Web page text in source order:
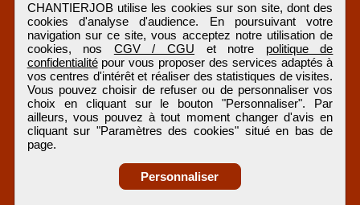
CHANTIERJOB utilise les cookies sur son site, dont des
cookies d'analyse d'audience. En poursuivant votre
navigation sur ce site, vous acceptez notre utilisation de
cookies, nos CGV / CGU et notre politique de
confidentialitépour vous proposer des services adaptés à
vos centres d'intérêt et réaliser des statistiques de visites.
Vous pouvez choisir de refuser ou de personnaliser vos
choix en cliquant sur le bouton "Personnaliser". Par
ailleurs, vous pouvez à tout moment changer d'avis en
cliquant sur "Paramètres des cookies" situé en bas de
page.
Personnaliser